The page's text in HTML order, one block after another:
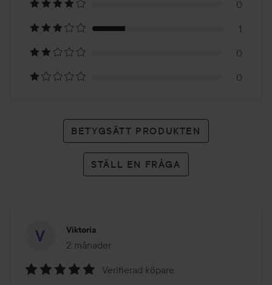
4
betyg
0
1
0
0
BETYGSÄTT PRODUKTEN
STÄLL EN FRÅGA
Viktoria
2 månader
Inlägget skapades 2 månader
Verifierad köpare